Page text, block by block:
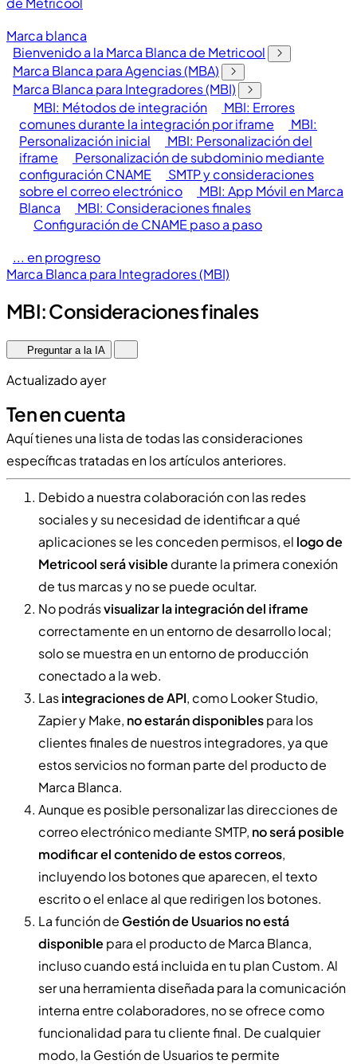
Marca blanca
Bienvenido a la Marca Blanca de Metricool
Marca Blanca para Agencias (MBA)
Marca Blanca para Integradores (MBI)
MBI: Métodos de integración
MBI: Errores
comunes durante la integración por iframe
MBI:
Personalización inicial
MBI: Personalización del
iframe
Personalización de subdominio mediante
configuración CNAME
SMTP y consideraciones
sobre el correo electrónico
MBI: App Móvil en Marca
Blanca
MBI: Consideraciones finales
Configuración de CNAME paso a paso
... en progreso
Marca Blanca para Integradores (MBI)
MBI: Consideraciones finales
Preguntar a la IA
Actualizado ayer
Ten en cuenta
Aquí tienes una lista de todas las consideraciones
específicas tratadas en los artículos anteriores.
Debido a nuestra colaboración con las redes
sociales y su necesidad de identificar a qué
aplicaciones se les conceden permisos, el logo de
Metricool será visible durante la primera conexión
de tus marcas y no se puede ocultar.
No podrásvisualizar la integración del iframe
correctamente en un entorno de desarrollo local;
solo se muestra en un entorno de producción
conectado a la web.
Lasintegraciones de API, como Looker Studio,
Zapier y Make, no estarán disponiblespara los
clientes finales de nuestros integradores, ya que
estos servicios no forman parte del producto de
Marca Blanca.
Aunque es posible personalizar las direcciones de
correo electrónico mediante SMTP, no será posible
modificar el contenido de estos correos,
incluyendo los botones que aparecen, el texto
escrito o el enlace al que redirigen los botones.
La función de Gestión de Usuarios no está
disponible para el producto de Marca Blanca,
incluso cuando está incluida en tu plan Custom. Al
ser una herramienta diseñada para la comunicación
interna entre colaboradores, no se ofrece como
funcionalidad para tu cliente final. De cualquier
modo, la Gestión de Usuarios te permite